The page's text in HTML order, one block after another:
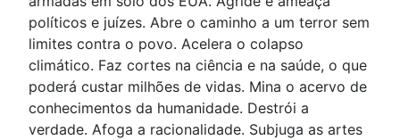
políticos e juízes. Abre o caminho a um terror sem
limites contra o povo. Acelera o colapso
climático. Faz cortes na ciência e na saúde, o que
poderá custar milhões de vidas. Mina o acervo de
conhecimentos da humanidade. Destrói a
verdade. Afoga a racionalidade. Subjuga as artes